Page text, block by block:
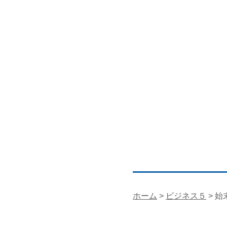
ホーム > ビジネス５ > 始